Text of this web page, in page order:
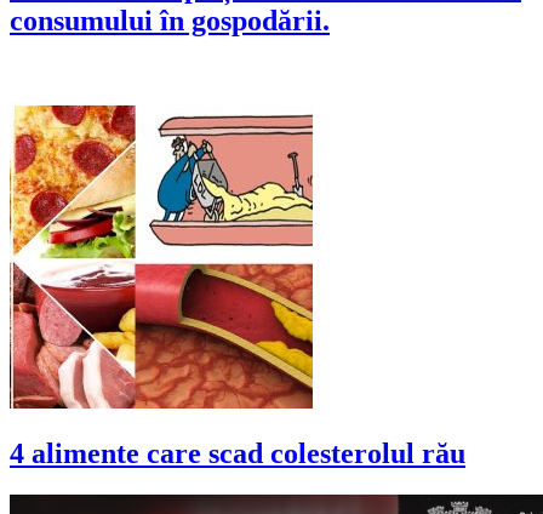
consumului în gospodării.
4 alimente care scad colesterolul rău